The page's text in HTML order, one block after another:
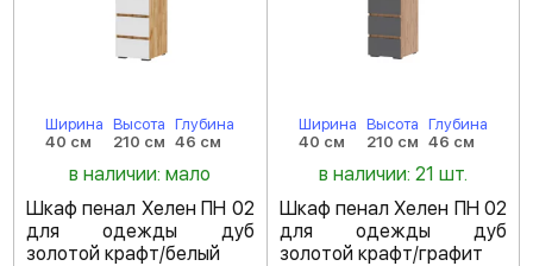
Ширина
40 см
Высота
210 см
Глубина
46 см
в наличии: мало
Шкаф пенал Хелен ПН 02
для одежды дуб
золотой крафт/белый
Ширина
40 см
Высота
210 см
Глубина
46 см
в наличии: 21 шт.
Шкаф пенал Хелен ПН 02
для одежды дуб
золотой крафт/графит